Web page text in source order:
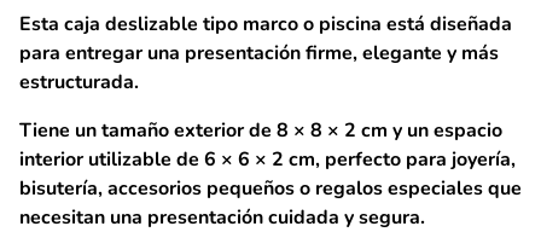
Esta caja deslizable tipo marco o piscina está diseñada
para entregar una presentación firme, elegante y más
estructurada.
Tiene un tamaño exterior de 8 × 8 × 2 cm y un espacio
interior utilizable de 6 × 6 × 2 cm, perfecto para joyería,
bisutería, accesorios pequeños o regalos especiales que
necesitan una presentación cuidada y segura.